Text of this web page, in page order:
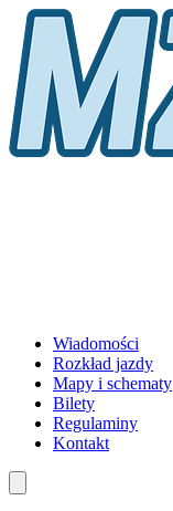
Wiadomości
Rozkład jazdy
Mapy i schematy
Bilety
Regulaminy
Kontakt